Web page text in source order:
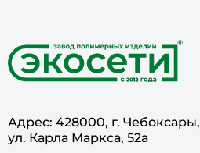
Адрес: 428000, г. Чебоксары,
ул. Карла Маркса, 52а